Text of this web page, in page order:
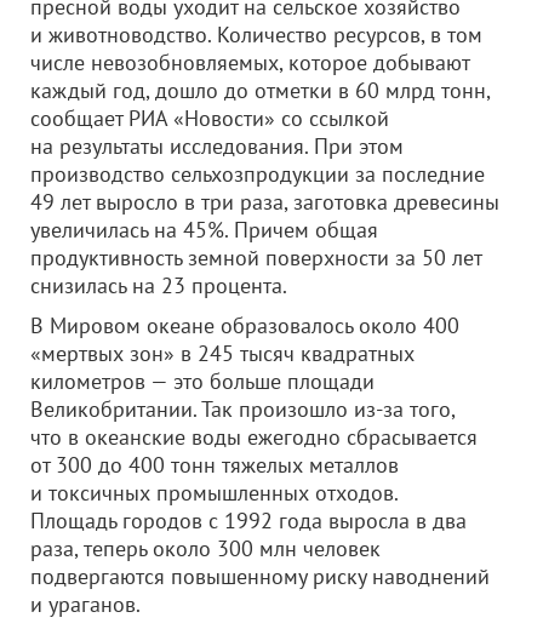
пресной воды уходит на сельское хозяйство
и животноводство. Количество ресурсов, в том
числе невозобновляемых, которое добывают
каждый год, дошло до отметки в 60 млрд тонн,
сообщает РИА «Новости» со ссылкой
на результаты исследования. При этом
производство сельхозпродукции за последние
49 лет выросло в три раза, заготовка древесины
увеличилась на 45%. Причем общая
продуктивность земной поверхности за 50 лет
снизилась на 23 процента.
В Мировом океане образовалось около 400
«мертвых зон» в 245 тысяч квадратных
километров — это больше площади
Великобритании. Так произошло из-за того,
что в океанские воды ежегодно сбрасывается
от 300 до 400 тонн тяжелых металлов
и токсичных промышленных отходов.
Площадь городов с 1992 года выросла в два
раза, теперь около 300 млн человек
подвергаются повышенному риску наводнений
и ураганов.